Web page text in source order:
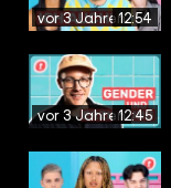
vor 3 Jahren12:54
vor 3 Jahren12:45